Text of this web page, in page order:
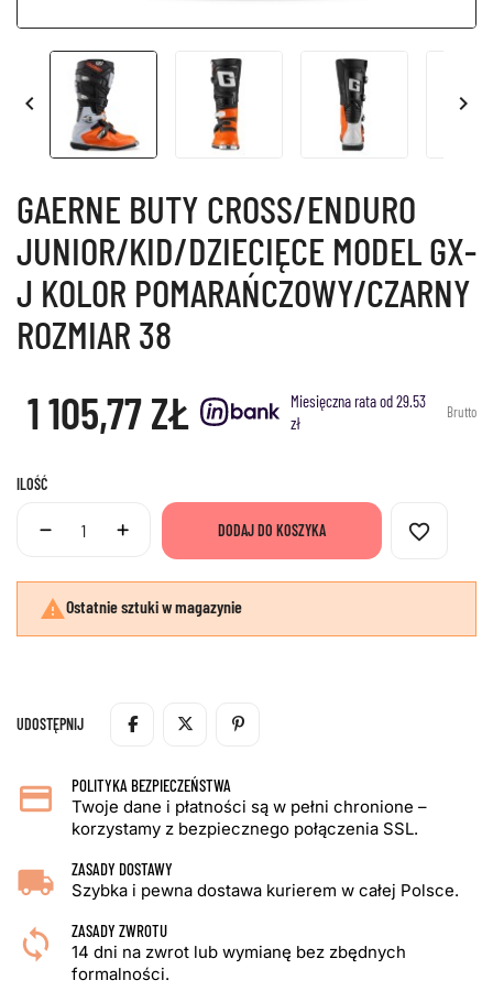
 
GAERNE BUTY CROSS/ENDURO
JUNIOR/KID/DZIECIĘCE MODEL GX-
J KOLOR POMARAŃCZOWY/CZARNY
ROZMIAR 38
1 105,77 ZŁ
Miesięczna rata od 29.53
zł
Brutto
ILOŚĆ
DODAJ DO KOSZYKA favorite_border
Ostatnie sztuki w magazynie
UDOSTĘPNIJ
POLITYKA BEZPIECZEŃSTWA
Twoje dane i płatności są w pełni chronione –
korzystamy z bezpiecznego połączenia SSL.
ZASADY DOSTAWY
Szybka i pewna dostawa kurierem w całej Polsce.
ZASADY ZWROTU
14 dni na zwrot lub wymianę bez zbędnych
formalności.